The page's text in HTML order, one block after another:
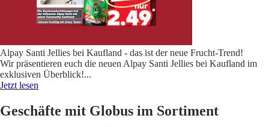
Alpay Santi Jellies bei Kaufland - das ist der neue Frucht-Trend!
Wir präsentieren euch die neuen Alpay Santi Jellies bei Kaufland im
exklusiven Überblick!...
Jetzt lesen
Geschäfte mit Globus im Sortiment